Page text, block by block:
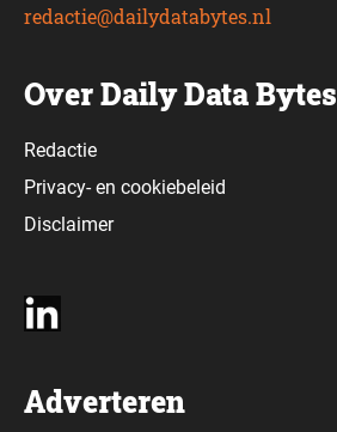
redactie@dailydatabytes.nl
Over Daily Data Bytes
Redactie
Privacy-en cookiebeleid
Disclaimer
Adverteren